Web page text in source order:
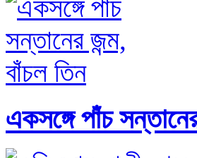
একসঙ্গে পাঁচ